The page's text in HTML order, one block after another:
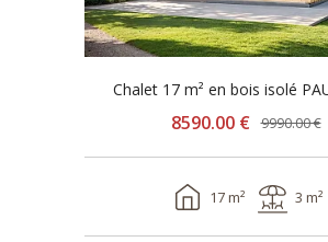
Chalet 17 m² en bois isolé
8590.00 € 9990.00 €
17 m² 3 m²